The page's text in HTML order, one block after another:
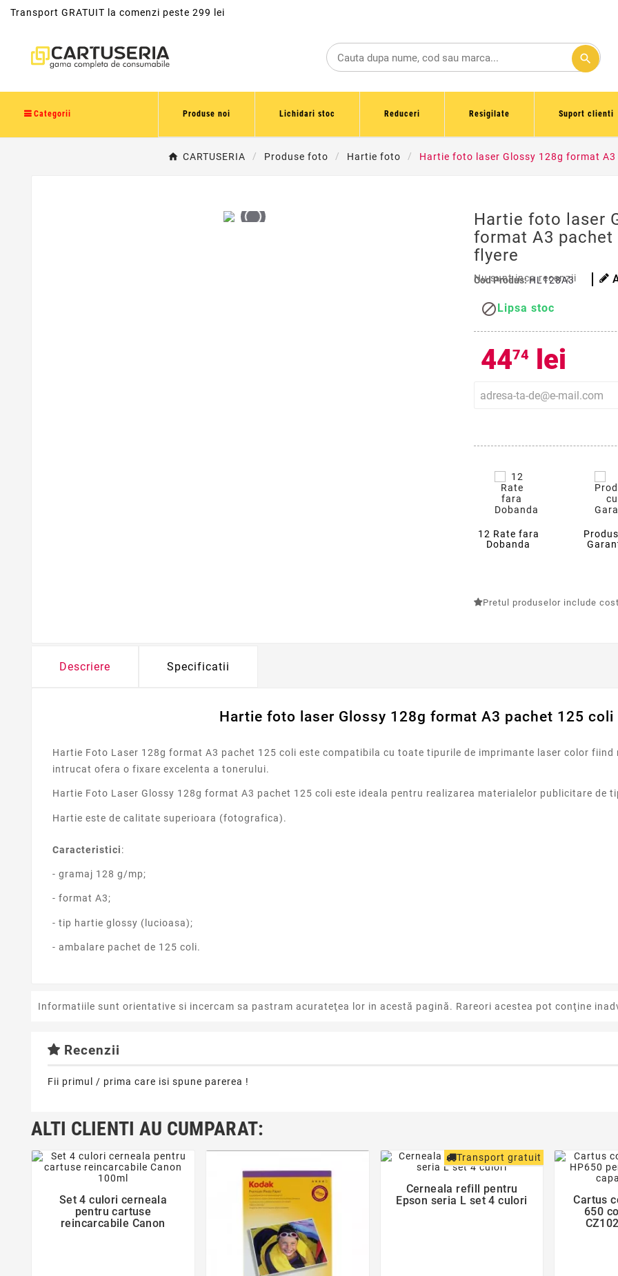
Transport GRATUIT la comenzi peste 299 lei
search
Categorii Produse noi Lichidari stoc Reduceri Resigilate Suport clienti
CARTUSERIA Produse foto Hartie foto Hartie foto laser Glossy 128g format
Hartie foto laser
format A3
flyere
Cod Produs:HL128A3
Nu sunt inca recenzii
 Lipsa stoc
4474 lei
12 Rate fara
Dobanda
Pretul produselor include
Descriere Specificatii
Hartie foto laser Glossy 128g format A3 pachet 125
Hartie Foto Laser 128g format A3 pachet 125 coli este compatibila cu toate tipurile de imprimante laser color
intrucat ofera o fixare excelenta a tonerului.
Hartie Foto Laser Glossy 128g format A3 pachet 125 coli este ideala pentru realizarea materialelor publicitare de
Hartie este de calitate superioara (fotografica).
Caracteristici:
- gramaj 128 g/mp;
- format A3;
- tip hartie glossy (lucioasa);
- ambalare pachet de 125 coli.
Informatiile sunt orientative si incercam sa pastram acurateţea lor in acestă pagină. Rareori acestea pot conţine
Recenzii
Fii primul / prima care isi spune parerea !
ALTI CLIENTI AU CUMPARAT:

favorite_border
Set 4 culori cerneala
pentru cartuse
reincarcabile Canon
Transport gratuit

favorite_border
Cerneala refill pentru
Epson seria L set 4 culori
Cartus
650